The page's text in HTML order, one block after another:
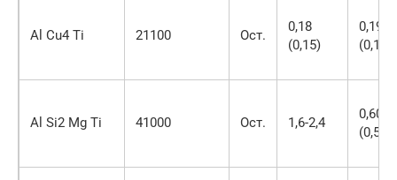
Al Cu4 Ti 21100 Ост.
0,18
(0,15)
0,19
(0,15)
Al Si2 Mg Ti 41000 Ост. 1,6-2,4
0,60
(0,50)